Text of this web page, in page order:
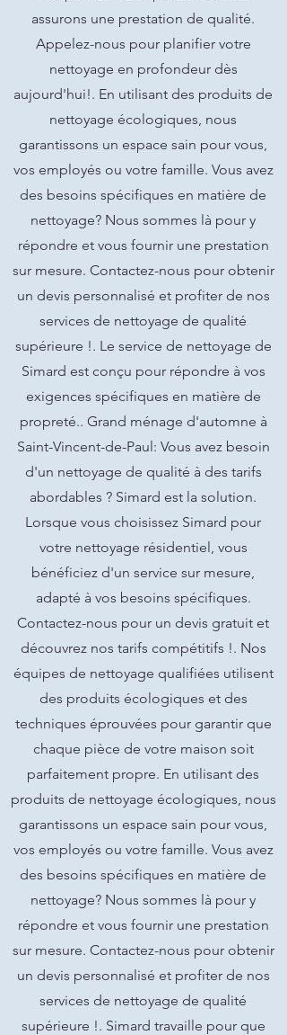
assurons une prestation de qualité.
Appelez-nous pour planifier votre
nettoyage en profondeur dès
aujourd'hui!. En utilisant des produits de
nettoyage écologiques, nous
garantissons un espace sain pour vous,
vos employés ou votre famille. Vous avez
des besoins spécifiques en matière de
nettoyage? Nous sommes là pour y
répondre et vous fournir une prestation
sur mesure. Contactez-nous pour obtenir
un devis personnalisé et profiter de nos
services de nettoyage de qualité
supérieure !. Le service de nettoyage de
Simard est conçu pour répondre à vos
exigences spécifiques en matière de
propreté.. Grand ménage d'automne à
Saint-Vincent-de-Paul: Vous avez besoin
d'un nettoyage de qualité à des tarifs
abordables ? Simard est la solution.
Lorsque vous choisissez Simard pour
votre nettoyage résidentiel, vous
bénéficiez d'un service sur mesure,
adapté à vos besoins spécifiques.
Contactez-nous pour un devis gratuit et
découvrez nos tarifs compétitifs !. Nos
équipes de nettoyage qualifiées utilisent
des produits écologiques et des
techniques éprouvées pour garantir que
chaque pièce de votre maison soit
parfaitement propre. En utilisant des
produits de nettoyage écologiques, nous
garantissons un espace sain pour vous,
vos employés ou votre famille. Vous avez
des besoins spécifiques en matière de
nettoyage? Nous sommes là pour y
répondre et vous fournir une prestation
sur mesure. Contactez-nous pour obtenir
un devis personnalisé et profiter de nos
services de nettoyage de qualité
supérieure !. Simard travaille pour que